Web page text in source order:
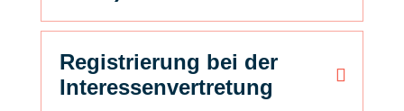
Registrierung bei der
Interessenvertretung